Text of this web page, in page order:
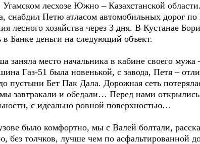
лесхозе Южно – Казахстанской
снабдил Петю атласом автомобильных дорог по
лесного хозяйства через 3 дня. В Кустанае
в Банке деньги на следующий объект.
место начальника в кабине своего мужа
Газ-51 была новенькой, с завода, Петя –
пустыни Бет Пак Дала. Дорожная сеть
завтракали и обедали… Перед нами
с идеально ровной поверхностью…
было комфортно, мы с Валей болтали,
без толчков, лучше чем по